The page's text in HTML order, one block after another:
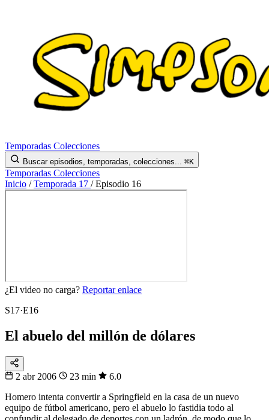
Temporadas Colecciones
Buscar episodios, temporadas, colecciones... ⌘K
Temporadas Colecciones
Inicio / Temporada 17 / Episodio 16
¿El video no carga? Reportar enlace
S17·E16
El abuelo del millón de dólares
2 abr 2006 23 min
6.0
Homero intenta convertir a Springfield en la casa de un nuevo
equipo de fútbol americano, pero el abuelo lo fastidia todo al